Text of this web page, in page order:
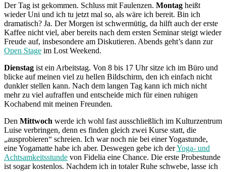
Der Tag ist gekommen. Schluss mit Faulenzen. Montag heißt
wieder Uni und ich tu jetzt mal so, als wäre ich bereit. Bin ich
dramatisch? Ja. Der Morgen ist schwermütig, da hilft auch der erste
Kaffee nicht viel, aber bereits nach dem ersten Seminar steigt wieder
Freude auf, insbesondere am Diskutieren. Abends geht’s dann zur
Open Stage im Lost Weekend.
Dienstag ist ein Arbeitstag. Von 8 bis 17 Uhr sitze ich im Büro und
blicke auf meinen viel zu hellen Bildschirm, den ich einfach nicht
dunkler stellen kann. Nach dem langen Tag kann ich mich nicht
mehr zu viel aufraffen und entscheide mich für einen ruhigen
Kochabend mit meinen Freunden.
Den Mittwoch werde ich wohl fast ausschließlich im Kulturzentrum
Luise verbringen, denn es finden gleich zwei Kurse statt, die
„ausprobieren“ schreien. Ich war noch nie bei einer Yogastunde,
eine Yogamatte habe ich aber. Deswegen gebe ich derYoga- und
Achtsamkeitsstunde von Fidelia eine Chance. Die erste Probestunde
ist sogar kostenlos. Nachdem ich in totaler Ruhe schwebe, lasse ich